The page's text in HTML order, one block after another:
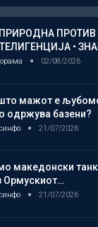
ПРИРОДНА
•
02/08/2026
мажот е
одржува базени?
21/07/2026
македонски
Ормускиот…
21/07/2026